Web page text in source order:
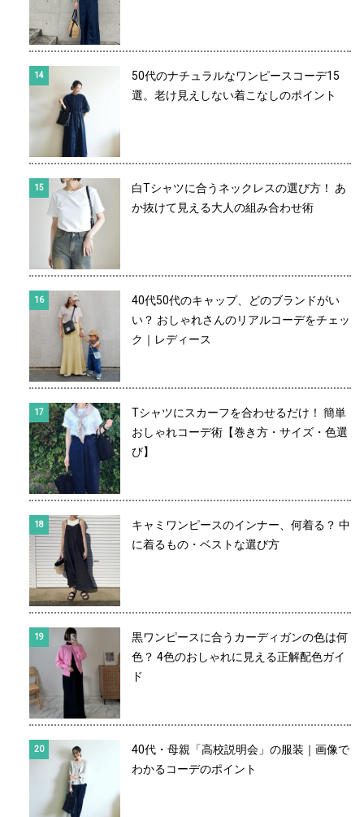
50代のナチュラルなワンピースコーデ15
選。老け見えしない着こなしのポイント
白Tシャツに合うネックレスの選び方！ あ
か抜けて見える大人の組み合わせ術
40代50代のキャップ、どのブランドがい
い？ おしゃれさんのリアルコーデをチェッ
ク｜レディース
Tシャツにスカーフを合わせるだけ！ 簡単
おしゃれコーデ術【巻き方・サイズ・色選
び】
キャミワンピースのインナー、何着る？ 中
に着るもの・ベストな選び方
黒ワンピースに合うカーディガンの色は何
色？ 4色のおしゃれに見える正解配色ガイ
ド
40代・母親「高校説明会」の服装｜画像で
わかるコーデのポイント